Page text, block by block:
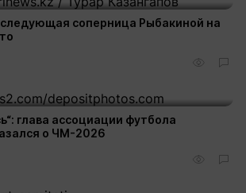
соперница Рыбакиной на
глава ассоциации футбола
о ЧМ-2026